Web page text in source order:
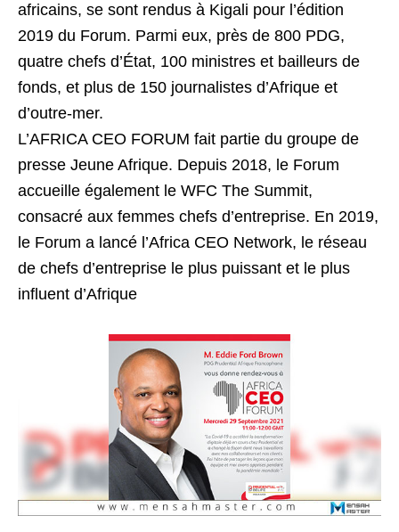
africains, se sont rendus à Kigali pour l’édition
2019 du Forum. Parmi eux, près de 800 PDG,
quatre chefs d’État, 100 ministres et bailleurs de
fonds, et plus de 150 journalistes d’Afrique et
d’outre-mer.
L’AFRICA CEO FORUM fait partie du groupe de
presse Jeune Afrique. Depuis 2018, le Forum
accueille également le WFC The Summit,
consacré aux femmes chefs d’entreprise. En 2019,
le Forum a lancé l’Africa CEO Network, le réseau
de chefs d’entreprise le plus puissant et le plus
influent d’Afrique